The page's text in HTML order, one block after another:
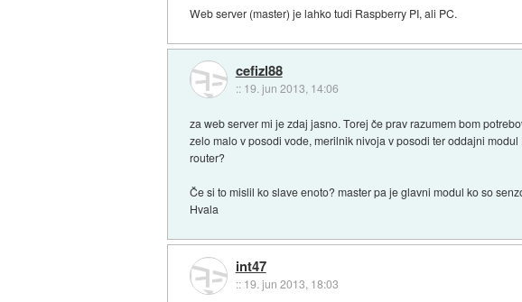
Web server (master) je lahko tudi Raspberry PI, ali PC.
cefizl88
:: 19. jun 2013, 14:06
za web server mi je zdaj jasno. Torej če prav razumem bom
zelo malo v posodi vode, merilnik nivoja v posodi ter oddajni
router?
Če si to mislil ko slave enoto? master pa je glavni modul ko so
Hvala
int47
:: 19. jun 2013, 18:03